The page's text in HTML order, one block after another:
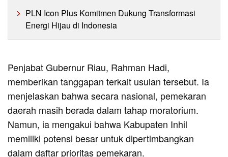
PLN Icon Plus Komitmen Dukung Transformasi
Energi Hijau di Indonesia
Penjabat Gubernur Riau, Rahman Hadi,
memberikan tanggapan terkait usulan tersebut. Ia
menjelaskan bahwa secara nasional, pemekaran
daerah masih berada dalam tahap moratorium.
Namun, ia mengakui bahwa Kabupaten Inhil
memiliki potensi besar untuk dipertimbangkan
dalam daftar prioritas pemekaran.